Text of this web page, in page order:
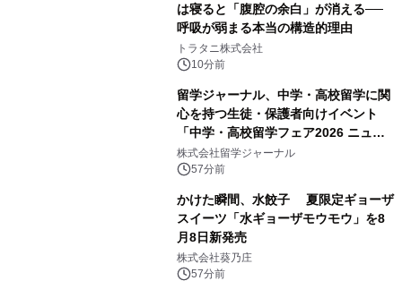
は寝ると「腹腔の余白」が消える──
呼吸が弱まる本当の構造的理由
トラタニ株式会社
10分前
留学ジャーナル、中学・高校留学に関
心を持つ生徒・保護者向けイベント
「中学・高校留学フェア2026 ニュー
ジーランド＆オーストラリア」を
9/12(土)に開催
株式会社留学ジャーナル
57分前
かけた瞬間、水餃子 夏限定ギョーザ
スイーツ「水ギョーザモウモウ」を8
月8日新発売
株式会社葵乃庄
57分前